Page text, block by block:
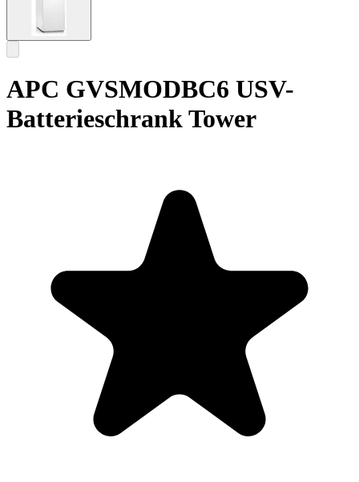
APC GVSMODBC6 USV-
Batterieschrank Tower